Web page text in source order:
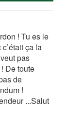
! Tu es le
ça la
pas
De toute
de
!
...Salut